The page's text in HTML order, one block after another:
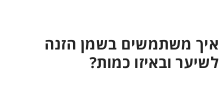
איך משתמשים בשמן הזנה
לשיער ובאיזו כמות?